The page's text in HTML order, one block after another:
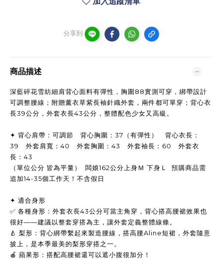
分享到
商品描述
深藍碎花雪紡細肩背心面料有彈性，胸圍88實測可穿，綁帶設計
可調整腰線；附贈薰衣草紫長袖針織外套，兩件都可單穿；背心衣
長39公分，外套衣長43公分，整體配色少女又高級。
✦ 背心肩帶：可調節 背心胸圍：37（有彈性） 背心衣長：
39 外套肩寬：40 外套胸圍：43 外套袖長：60 外套衣
長：43
（單位公分 皆為平量） 闆娘162公分上身Ｍ 下身Ｌ 預購商品需
追加14-35個工作天！不含假日
✦ 適合身形
✅ 各種身形：外套衣長43公分可當主角穿，背心搭高腰裙效果也
很好——建議以整套穿搭為主，讓外套定義整體線條。
🍐 梨形：背心綁帶繫起來製造腰線，搭高腰Aline短裙，外套隨意
披上，是本季最美的梨形穿搭之一。
🍎 蘋果形：搭配高腰裙還可以遮小腹很加分！